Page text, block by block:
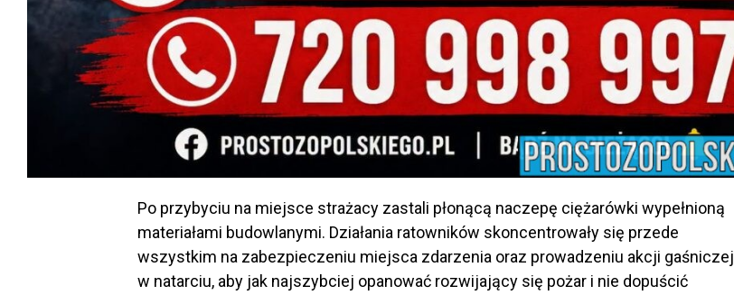
Po przybyciu na miejsce strażacy zastali płonącą naczepę ciężarówki wypełnioną
materiałami budowlanymi. Działania ratowników skoncentrowały się przede
wszystkim na zabezpieczeniu miejsca zdarzenia oraz prowadzeniu akcji gaśniczej
w natarciu, aby jak najszybciej opanować rozwijający się pożar i nie dopuścić